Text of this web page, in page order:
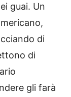
guai. Un
di
di
gli farà